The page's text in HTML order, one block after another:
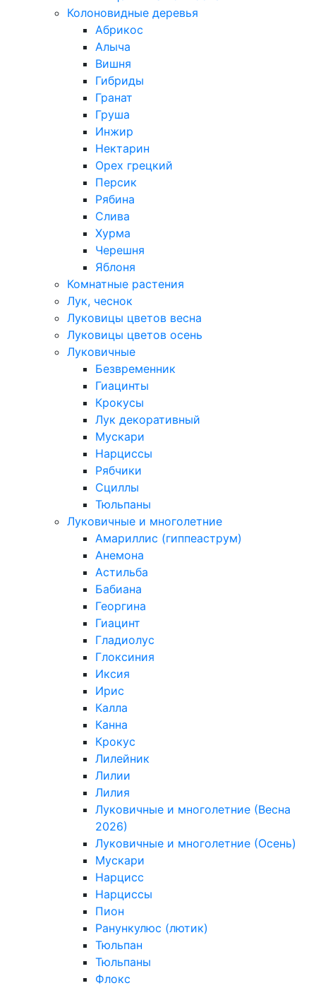
Колоновидные деревья
Абрикос
Алыча
Вишня
Гибриды
Гранат
Груша
Инжир
Нектарин
Орех грецкий
Персик
Рябина
Слива
Хурма
Черешня
Яблоня
Комнатные растения
Лук, чеснок
Луковицы цветов весна
Луковицы цветов осень
Луковичные
Безвременник
Гиацинты
Крокусы
Лук декоративный
Мускари
Нарциссы
Рябчики
Сциллы
Тюльпаны
Луковичные и многолетние
Амариллис (гиппеаструм)
Анемона
Астильба
Бабиана
Георгина
Гиацинт
Гладиолус
Глоксиния
Иксия
Ирис
Калла
Канна
Крокус
Лилейник
Лилии
Лилия
Луковичные и многолетние (Весна
2026)
Луковичные и многолетние (Осень)
Мускари
Нарцисс
Нарциссы
Пион
Ранункулюс (лютик)
Тюльпан
Тюльпаны
Флокс